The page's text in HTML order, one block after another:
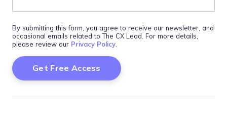
By submitting this form, you agree to receive our newsletter, and
occasional emails related to The CX Lead. For more details,
please review our Privacy Policy.